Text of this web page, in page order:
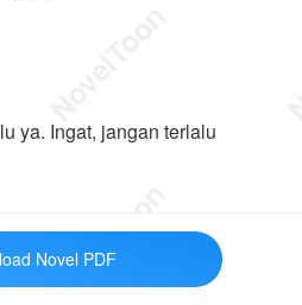
ya. Ingat, jangan terlalu
punggung ibunya dengan
beranjak menuju kamar
Novel PDF